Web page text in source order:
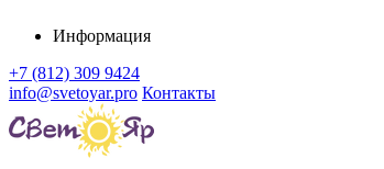
Информация
+7 (812) 309 9424
info@svetoyar.pro Контакты